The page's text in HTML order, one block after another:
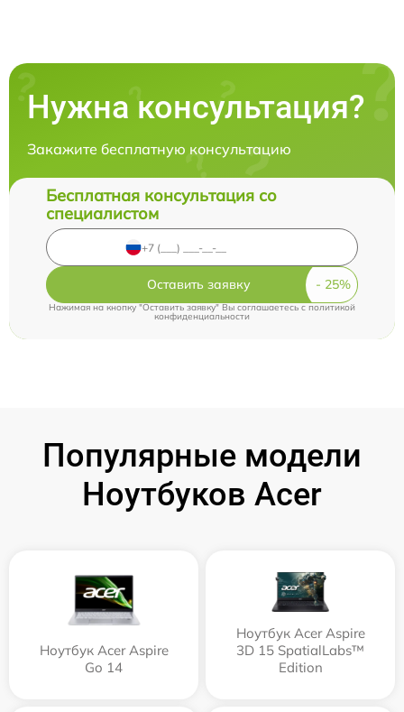
Нужна консультация?
Закажите бесплатную консультацию
Бесплатная консультация со
специалистом
Оставить заявку
Нажимая на кнопку "Оставить заявку" Вы соглашаетесь cполитикой
конфиденциальности
Популярные модели
Ноутбуков Acer
Ноутбук Acer Aspire
Go 14
Ноутбук Acer Aspire
3D 15 SpatialLabs™
Edition